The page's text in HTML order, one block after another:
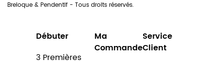
Breloque & Pendentif - Tous droits réservés.
Débuter
3 Premières
Ma
Commande
Service
Client